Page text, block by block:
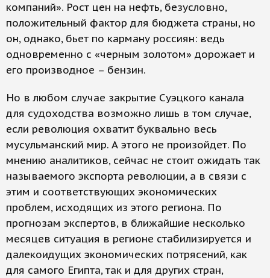
компаний». Рост цен на нефть, безусловно,
положительный фактор для бюджета страны, но
он, однако, бьет по карману россиян: ведь
одновременно с «черным золотом» дорожает и
его производное – бензин.
Но в любом случае закрытие Суэцкого канала
для судоходства возможно лишь в том случае,
если революция охватит буквально весь
мусульманский мир. А этого не произойдет. По
мнению аналитиков, сейчас не стоит ожидать так
называемого экспорта революции, а в связи с
этим и соответствующих экономических
проблем, исходящих из этого региона. По
прогнозам экспертов, в ближайшие несколько
месяцев ситуация в регионе стабилизируется и
далекоидущих экономических потрясений, как
для самого Египта, так и для других стран,